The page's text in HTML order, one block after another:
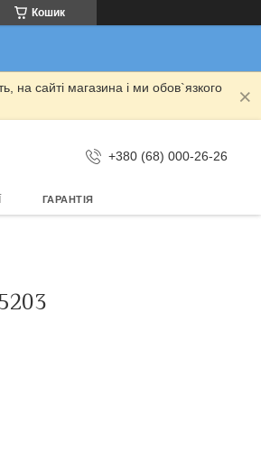
Кошик
на сайті магазина і ми обов`язкого
+380 (68) 000-26-26
ГАРАНТІЯ